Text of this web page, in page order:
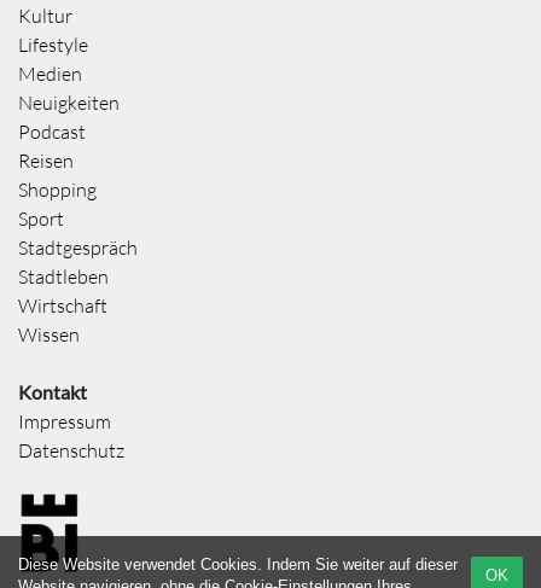
Kultur
Lifestyle
Medien
Neuigkeiten
Podcast
Reisen
Shopping
Sport
Stadtgespräch
Stadtleben
Wirtschaft
Wissen
Kontakt
Impressum
Datenschutz
OK
Diese Website verwendet Cookies. Indem Sie weiter auf dieser